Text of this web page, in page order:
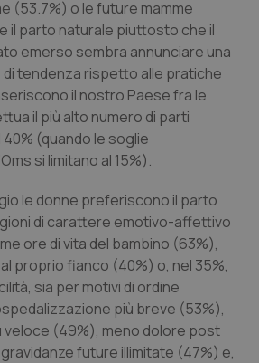
Giulia
coronaropatie
(53.7%) o le future mamme
il parto naturale piuttosto che il
emerso sembra annunciare una
tendenza rispetto alle pratiche
il nostro Paese fra le
il più alto numero di parti
40% (quando le soglie
si limitano al 15%).
le donne preferiscono il parto
di carattere emotivo-affettivo
ore di vita del bambino (63%),
proprio fianco (40%) o, nel 35%,
sia per motivi di ordine
più breve (53%),
(49%), meno dolore post
future illimitate (47%) e,